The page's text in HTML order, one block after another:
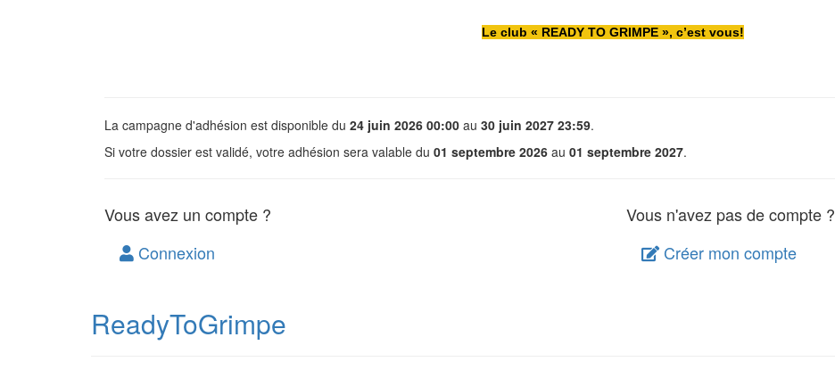
Le club « READY TO GRIMPE », c’est vous!
La campagne d'adhésion est disponible du 24 juin 2026 00:00 au 30 juin 2027 23:59.
Si votre dossier est validé, votre adhésion sera valable du 01 septembre 2026 au 01 septembre 2027.
Vous avez un compte ?
Connexion
Vous n'avez pas de compte ?
Créer mon compte
ReadyToGrimpe